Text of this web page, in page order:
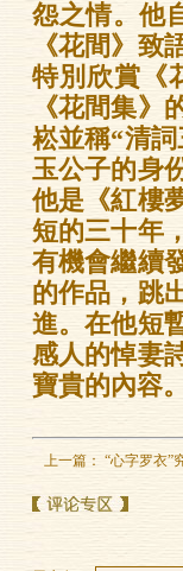
怨之情。他
《花間》
特別欣賞《
《花間集
崧並稱“清
玉公子的身
他是《紅樓
短的三十年
有機會繼續
的作品，跳
進。在他短
感人的悼妻
寶貴的內容
上一篇： “心字罗衣”